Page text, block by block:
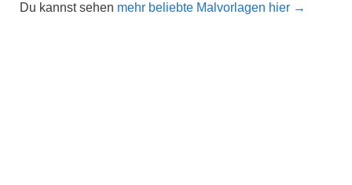
Du kannst sehen mehr beliebte Malvorlagen hier →